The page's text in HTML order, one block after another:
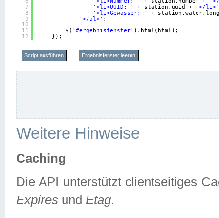
7
8
9
10
11
12
'<li>UUID: '
+ station.uuid +
'</li>'
'<li>Gewässer: '
+
'</ul>' ;
$( '#ergebnisfenster' ).html(html);
});
Script ausführen Ergebnisfenster leeren
Weitere Hinweise
Caching
Die API unterstützt clientseitiges
Expires und Etag.